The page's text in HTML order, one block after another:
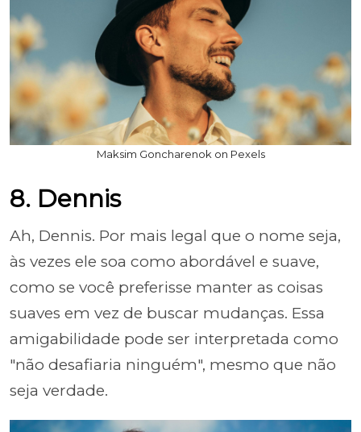
Maksim Goncharenok on Pexels
8. Dennis
Ah, Dennis. Por mais legal que o nome seja,
às vezes ele soa como abordável e suave,
como se você preferisse manter as coisas
suaves em vez de buscar mudanças. Essa
amigabilidade pode ser interpretada como
"não desafiaria ninguém", mesmo que não
seja verdade.